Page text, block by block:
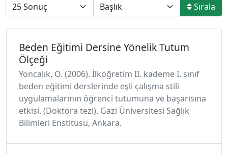
Sırala
Beden Eğitimi Dersine Yönelik Tutum
Ölçeği
Yoncalık, O. (2006). İlköğretim II. kademe I. sınıf
beden eğitimi derslerinde eşli çalışma stili
uygulamalarının öğrenci tutumuna ve başarısına
etkisi. (Doktora tezi). Gazi Üniversitesi Sağlık
Bilimleri Enstitüsü, Ankara.